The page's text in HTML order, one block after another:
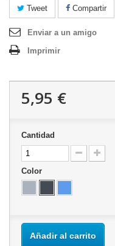
Tweet Compartir
Enviar a un amigo
Imprimir
5,95 €
Cantidad
Color
Añadir al carrito